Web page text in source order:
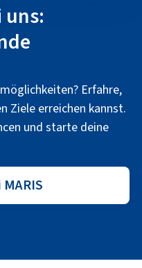
uns:
Erfahre,
Ziele erreichen kannst.
und starte deine